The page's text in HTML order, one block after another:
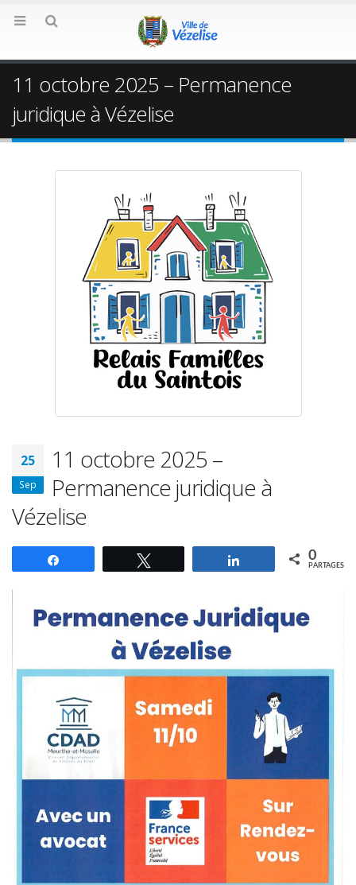
11 octobre 2025 – Permanence
juridique à Vézelise
25
Sep
11 octobre 2025 –
Permanence juridique à
Vézelise
Partagez 0
PARTAGES